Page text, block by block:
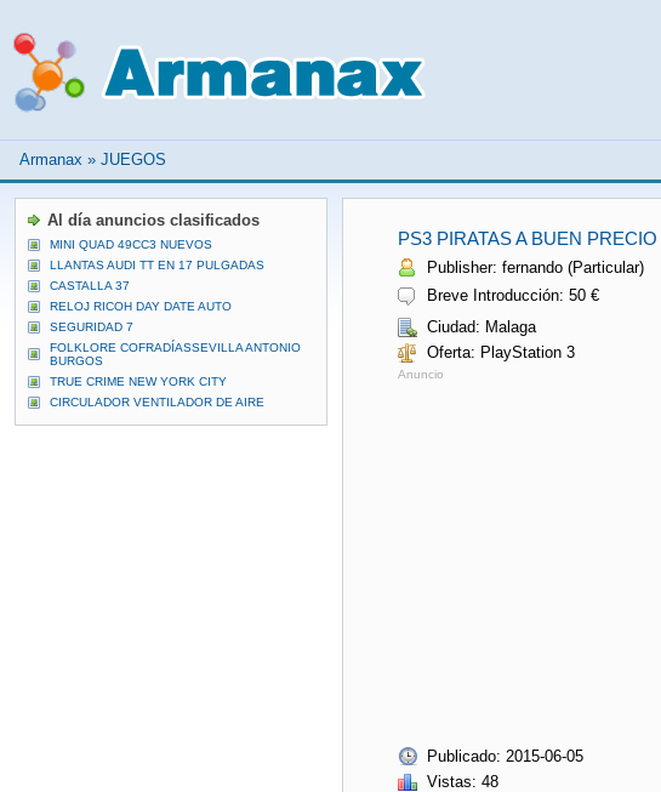
Armanax » JUEGOS
PS3 PIRATAS A BUEN PRECIO
Publisher: fernando (Particular)
Breve Introducción: 50 €
Ciudad: Malaga
Oferta: PlayStation 3
Anuncio
Publicado: 2015-06-05
Vistas: 48
Al día anuncios clasificados
MINI QUAD 49CC3 NUEVOS
LLANTAS AUDI TT EN 17 PULGADAS
CASTALLA 37
RELOJ RICOH DAY DATE AUTO
SEGURIDAD 7
FOLKLORE COFRADÍASSEVILLA ANTONIO
BURGOS
TRUE CRIME NEW YORK CITY
CIRCULADOR VENTILADOR DE AIRE